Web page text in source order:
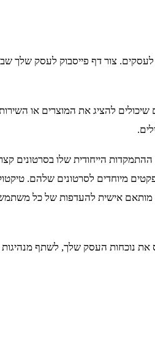
חובה לעסקים. צור דף
להציג את המוצרים או
הייחודית שלו בסרטונים
מיוחדים לסרטונים שלהם.
אישית להעדפות של כל